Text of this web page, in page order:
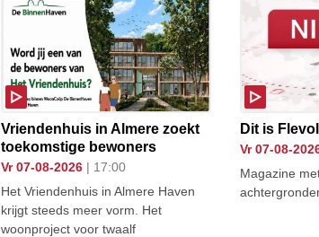
Vriendenhuis in Almere zoekt
toekomstige bewoners
vr 07-08-2026 | 17:00
Het Vriendenhuis in Almere Haven
krijgt steeds meer vorm. Het
woonproject voor twaalf
Dit is
vr 07-08-
Magazine